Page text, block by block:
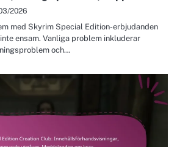
2026
med Skyrim Special Edition-erbjudanden
ensam. Vanliga problem inkluderar
och…